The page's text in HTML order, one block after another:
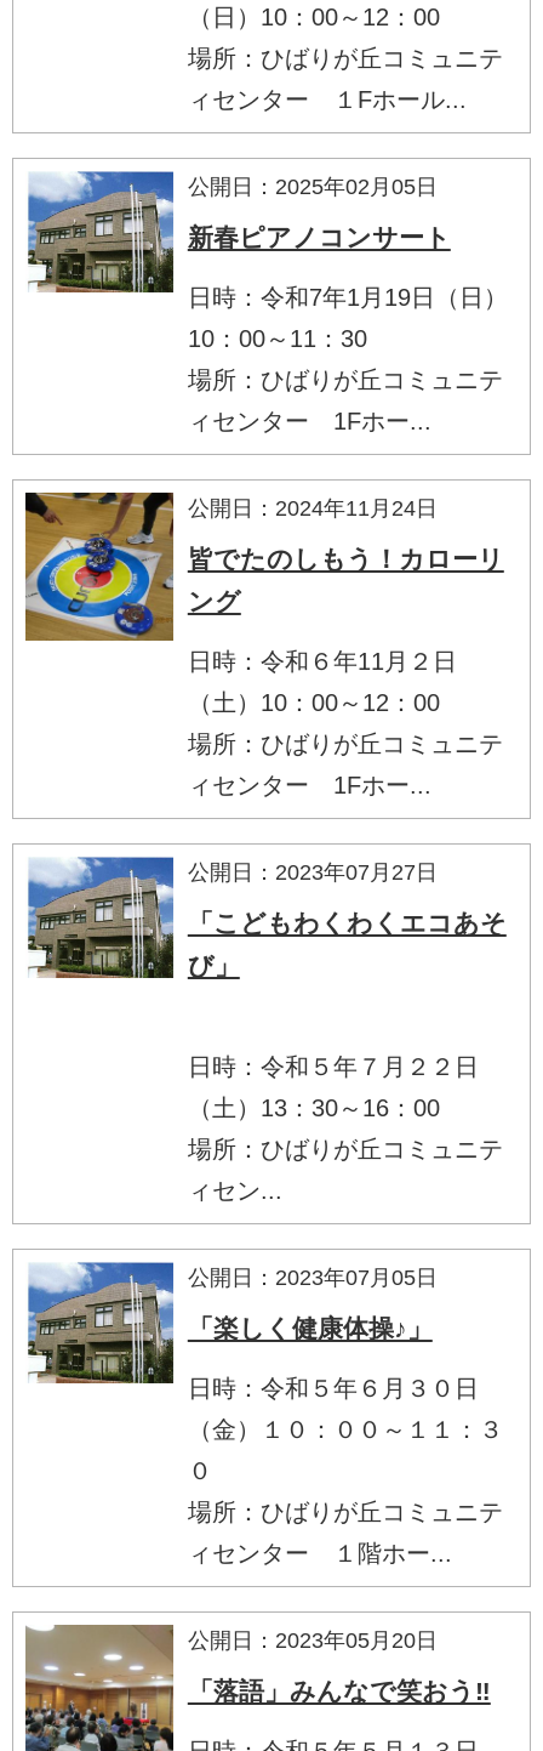
（日）10：00～12：00
場所：ひばりが丘コミュニテ
ィセンター １Fホール...
公開日：2025年02月05日
新春ピアノコンサート
日時：令和7年1月19日（日）
10：00～11：30
場所：ひばりが丘コミュニテ
ィセンター 1Fホー...
公開日：2024年11月24日
皆でたのしもう！カローリ
ング
日時：令和６年11月２日
（土）10：00～12：00
場所：ひばりが丘コミュニテ
ィセンター 1Fホー...
公開日：2023年07月27日
「こどもわくわくエコあそ
び」
日時：令和５年７月２２日
（土）13：30～16：00
場所：ひばりが丘コミュニテ
ィセン...
公開日：2023年07月05日
「楽しく健康体操♪」
日時：令和５年６月３０日
（金）１０：００～１１：３
０
場所：ひばりが丘コミュニテ
ィセンター １階ホー...
公開日：2023年05月20日
「落語」みんなで笑おう‼